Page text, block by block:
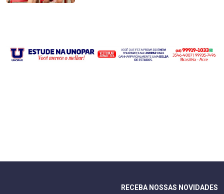
RECEBA NOSSAS NOVIDADES